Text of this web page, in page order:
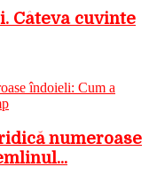
Câteva cuvinte
numeroase